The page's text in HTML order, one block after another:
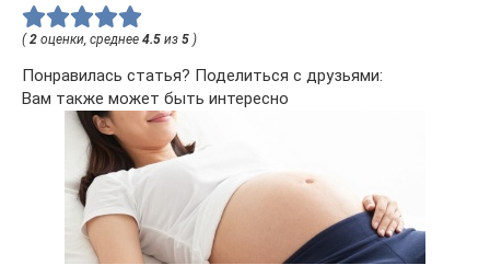
( 2 оценки, среднее 4.5 из 5 )
Понравилась статья? Поделиться с друзьями:
Вам также может быть интересно